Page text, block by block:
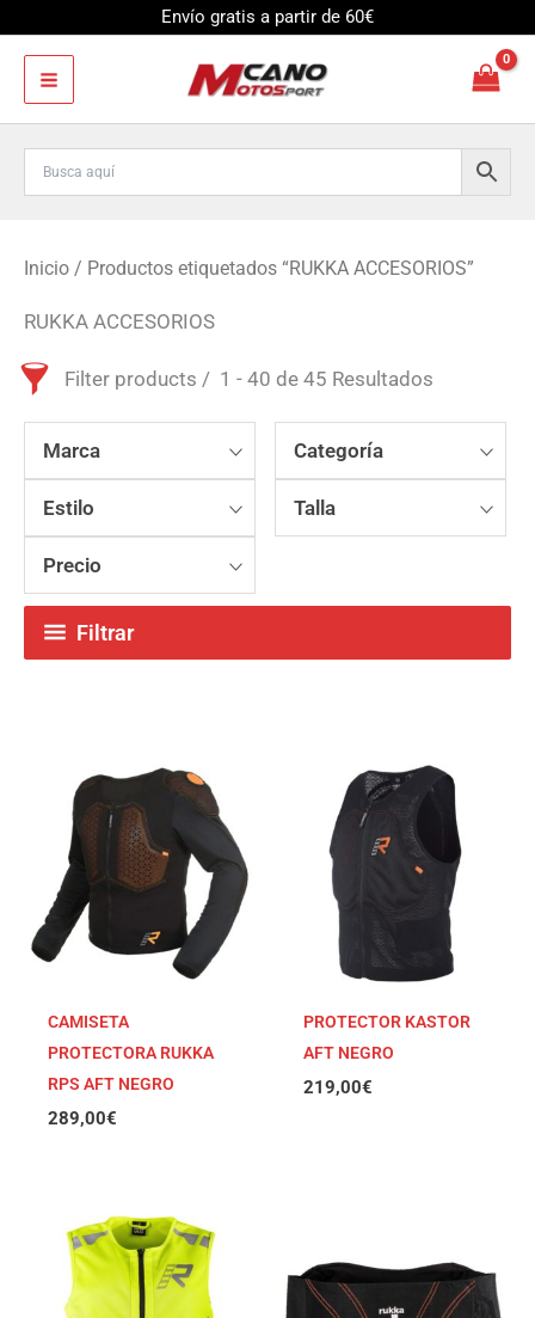
contenido
Envío gratis a partir de 60€
Inicio / Productos etiquetados “RUKKA ACCESORIOS”
RUKKA ACCESORIOS
Filter products 1 - 40 de 45 Resultados
Marca Categoría
Estilo Talla
Precio
Filtrar
CAMISETA
PROTECTORA RUKKA
RPS AFT NEGRO
289,00€
PROTECTOR KASTOR
AFT NEGRO
219,00€